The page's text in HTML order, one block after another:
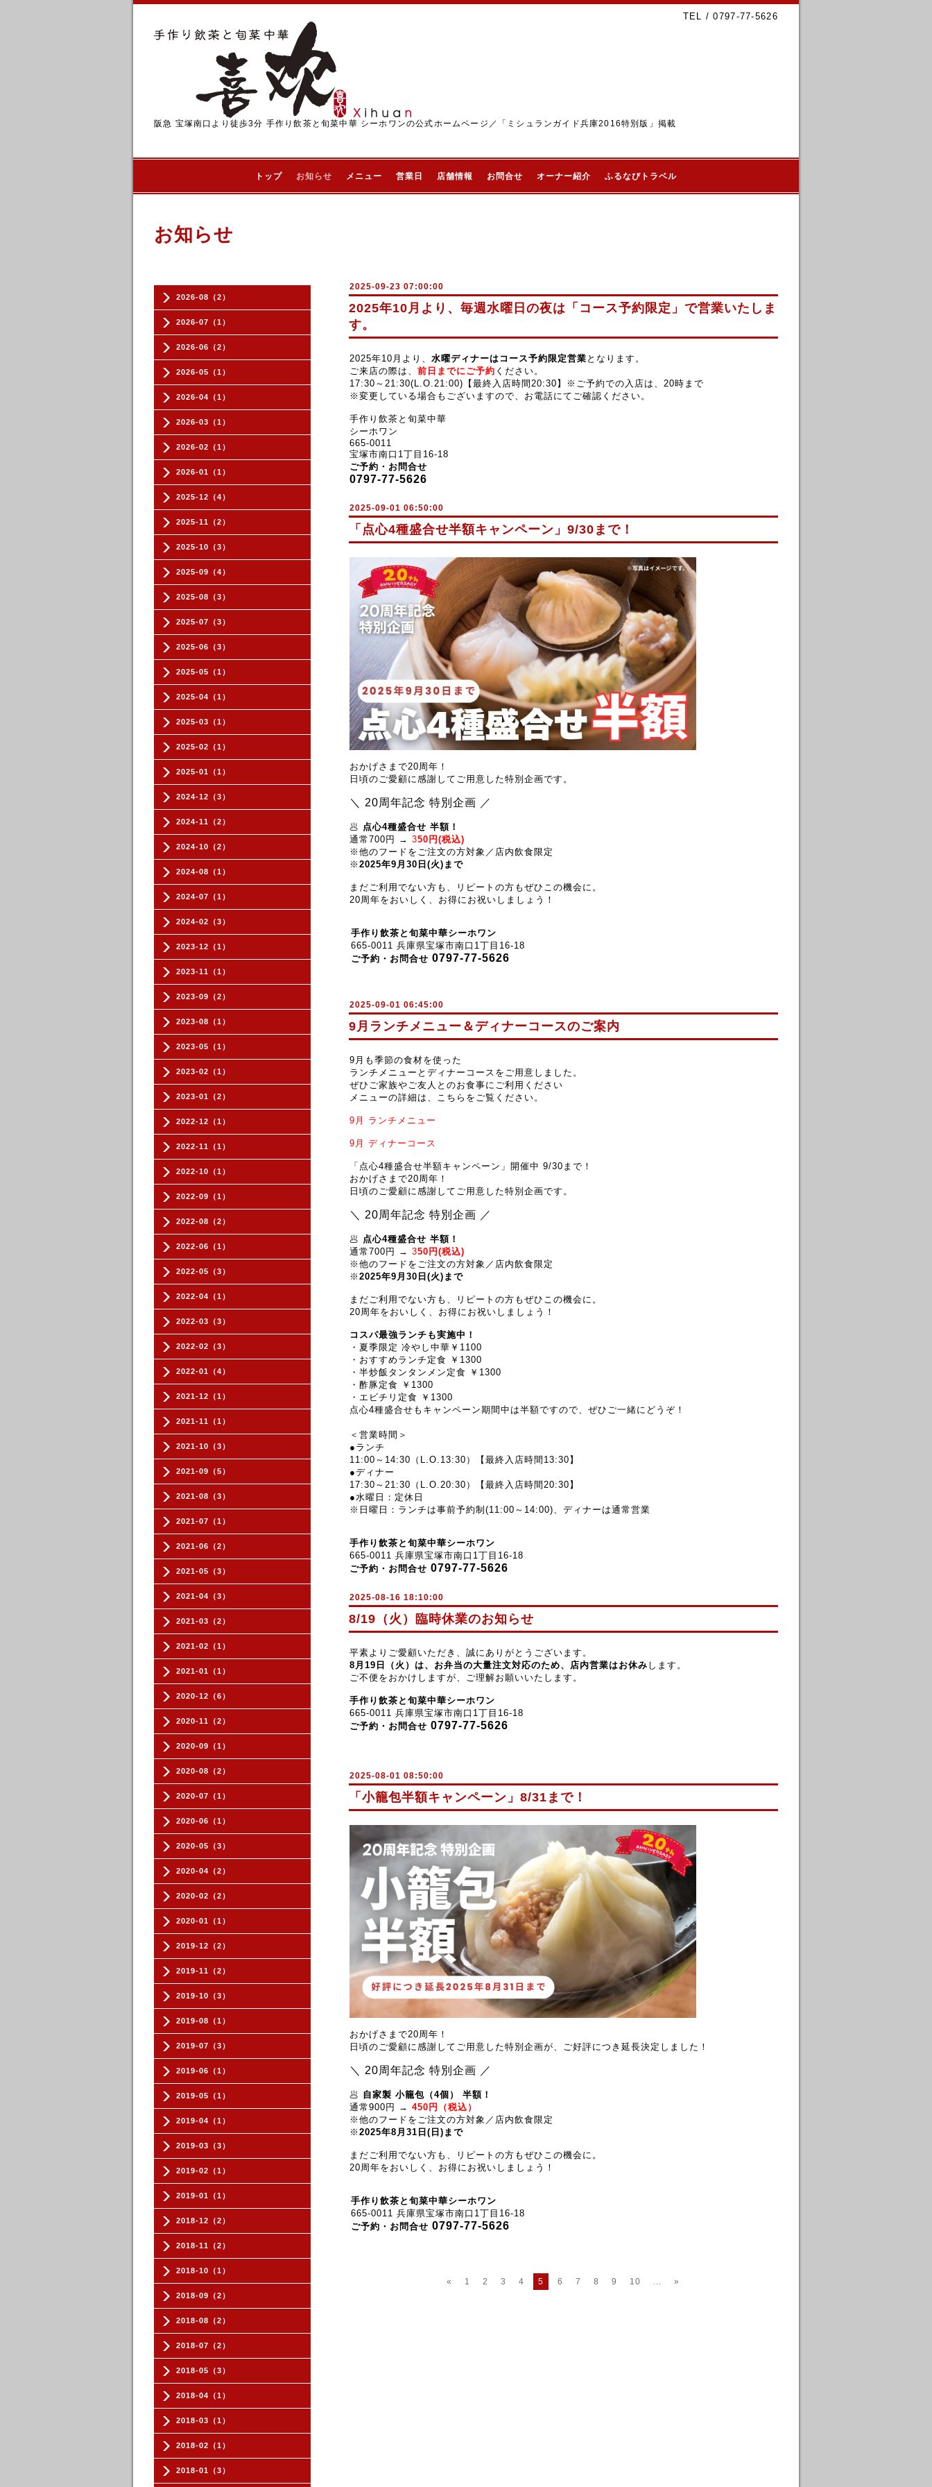
TEL / 0797-77-5626
阪急 宝塚南口より徒歩3分 手作り飲茶と旬菜中華 シーホワンの公式ホームページ／「ミシュランガイド兵庫2016特別版」掲載
トップ お知らせ メニュー 営業日 店舗情報 お問合せ オーナー紹介 ふるなびトラベル
2026-08（2）
2026-07（1）
2026-06（2）
2026-05（1）
2026-04（1）
2026-03（1）
2026-02（1）
2026-01（1）
2025-12（4）
2025-11（2）
2025-10（3）
2025-09（4）
2025-08（3）
2025-07（3）
2025-06（3）
2025-05（1）
2025-04（1）
2025-03（1）
2025-02（1）
2025-01（1）
2024-12（3）
2024-11（2）
2024-10（2）
2024-08（1）
2024-07（1）
2024-02（3）
2023-12（1）
2023-11（1）
2023-09（2）
2023-08（1）
2023-05（1）
2023-02（1）
2023-01（2）
2022-12（1）
2022-11（1）
2022-10（1）
2022-09（1）
2022-08（2）
2022-06（1）
2022-05（3）
2022-04（1）
2022-03（3）
2022-02（3）
2022-01（4）
2021-12（1）
2021-11（1）
2021-10（3）
2021-09（5）
2021-08（3）
2021-07（1）
2021-06（2）
2021-05（3）
2021-04（3）
2021-03（2）
2021-02（1）
2021-01（1）
2020-12（6）
2020-11（2）
2020-09（1）
2020-08（2）
2020-07（1）
2020-06（1）
2020-05（3）
2020-04（2）
2020-02（2）
2020-01（1）
2019-12（2）
2019-11（2）
2019-10（3）
2019-08（1）
2019-07（3）
2019-06（1）
2019-05（1）
2019-04（1）
2019-03（3）
2019-02（1）
2019-01（1）
2018-12（2）
2018-11（2）
2018-10（1）
2018-09（2）
2018-08（2）
2018-07（2）
2018-05（3）
2018-04（1）
2018-03（1）
2018-02（1）
2018-01（3）
お知らせ
2025-09-23 07:00:00
2025年10月より、毎週水曜日の夜は「コース予約限定」で営業いたしま
す。
2025年10月より、 水曜ディナーはコース予約限定営業 となります。
ご来店の際は、 前 日までにご予約 ください。
17:30～21:30(L.O.21:00)【最終入店時間20:30】
※ご予約での入店は、20時まで
※変更している場合もございますので、お電話にてご確認ください。
手作り飲茶と旬菜中華
シーホワン
665-0011
宝塚市南口1丁目16-18
ご予約・お問合せ
0797-77-5626
2025-09-01 06:50:00
「点心4種盛合せ半額キャンペーン」9/30まで！
おかげさまで20周年！
日頃のご愛顧に感謝してご用意した特別企画です。
＼ 20周年記念 特別企画 ／
🥟 点心4種盛合せ 半額！
通常700円 → 350円(税込)
※他のフードをご注文の方対象／店内飲食限定
※ 2025年9月30日(火)まで
まだご利用でない方も、リピートの方もぜひこの機会に。
20周年をおいしく、お得にお祝いしましょう！
手作り飲茶と旬菜中華シーホワン
665-0011 兵庫県宝塚市南口1丁目16-18
ご予約・お問合せ 0797-77-5626
2025-09-01 06:45:00
9月ランチメニュー＆ディナーコースのご案内
9月も季節の食材を使った
ランチメニューとディナーコースをご用意しました。
ぜひご家族やご友人とのお食事にご利用ください
メニューの詳細は、こちらをご覧ください。
9月 ランチメニュー
9月 ディナーコース
「点心4種盛合せ半額キャンペーン」開催中 9/30まで！
おかげさまで20周年！
日頃のご愛顧に感謝してご用意した特別企画です。
＼ 20周年記念 特別企画 ／
🥟 点心4種盛合せ 半額！
通常700円 → 350円(税込)
※他のフードをご注文の方対象／店内飲食限定
※ 2025年9月30日(火)まで
まだご利用でない方も、リピートの方もぜひこの機会に。
20周年をおいしく、お得にお祝いしましょう！
コスパ最強ランチも実施中！
・夏季限定 冷やし中華￥1100
・おすすめランチ定食 ￥1300
・半炒飯タンタンメン定食 ￥1300
・酢豚定食 ￥1300
・エビチリ定食 ￥1300
点心4種盛合せもキャンペーン期間中は半額ですので、ぜひご一緒にどうぞ！
＜営業時間＞
●ランチ
11:00～14:30（L.O.13:30）【最終入店時間13:30】
●ディナー
17:30～21:30 （L.O.20:30）【最終入店時間20:30】
●水曜日：定休日
※日曜日：ランチは事前予約制(11:00～14:00)、ディナーは通常営業
手作り飲茶と旬菜中華シーホワン
665-0011 兵庫県宝塚市南口1丁目16-18
ご予約・お問合せ 0797-77-5626
2025-08-16 18:10:00
8/19（火）臨時休業のお知らせ
平素よりご愛顧いただき、誠にありがとうございます。
8月19日（火）は、お弁当の大量注文対応のため、 店内営業はお休み します。
ご不便をおかけしますが、ご理解お願いいたします。
手作り飲茶と旬菜中華シーホワン
665-0011 兵庫県宝塚市南口1丁目16-18
ご予約・お問合せ 0797-77-5626
2025-08-01 08:50:00
「小籠包半額キャンペーン」8/31まで！
おかげさまで20周年！
日頃のご愛顧に感謝してご用意した特別企画が、ご好評につき延長決定しました！
＼ 20周年記念 特別企画 ／
🥟 自家製 小籠包（4個） 半額！
通常900円 → 450円（税込）
※他のフードをご注文の方対象／店内飲食限定
※ 2025年8月31日(日)まで
まだご利用でない方も、リピートの方もぜひこの機会に。
20周年をおいしく、お得にお祝いしましょう！
手作り飲茶と旬菜中華シーホワン
665-0011 兵庫県宝塚市南口1丁目16-18
ご予約・お問合せ 0797-77-5626
« 1 2 3 4 5 6 7 8 9 10 ... »